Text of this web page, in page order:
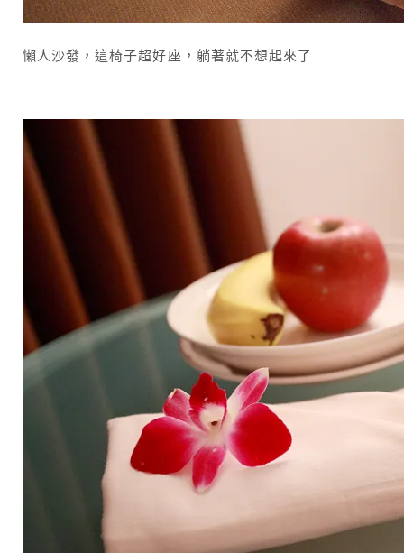
懶人沙發，這椅子超好座，躺著就不想起來了